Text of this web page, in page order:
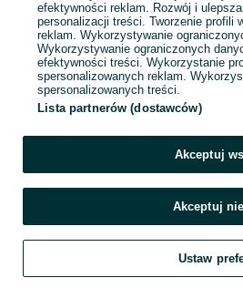
efektywności reklam. Rozwój i
personalizacji treści. Tworzenie profili
reklam. Wykorzystywanie
Wykorzystywanie ograniczonych
efektywności treści. Wykorzystanie
spersonalizowanych reklam.
spersonalizowanych treści.
Lista partnerów (dostawców)
Akceptuj
Akceptuj
Ustaw